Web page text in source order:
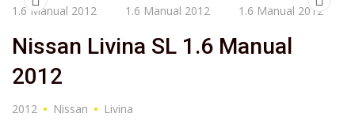
Nissan Livina SL 1.6 Manual
2012
2012 Nissan Livina